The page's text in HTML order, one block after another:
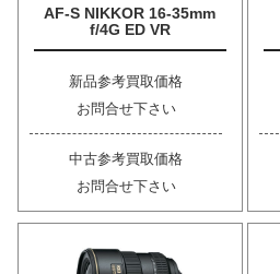
AF-S NIKKOR 16-35mm
f/4G ED VR
新品参考買取価格
お問合せ下さい
中古参考買取価格
お問合せ下さい